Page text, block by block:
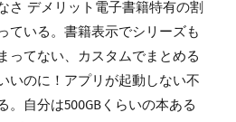
さ デメリット電子書籍特有の割
ている。書籍表示でシリーズも
ってない、カスタムでまとめる
いのに！アプリが起動しない不
。自分は500GBくらいの本ある